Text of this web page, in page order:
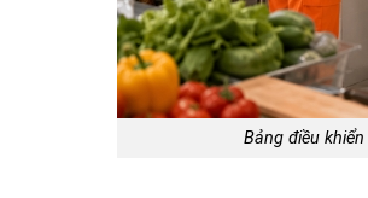
Bảng điều